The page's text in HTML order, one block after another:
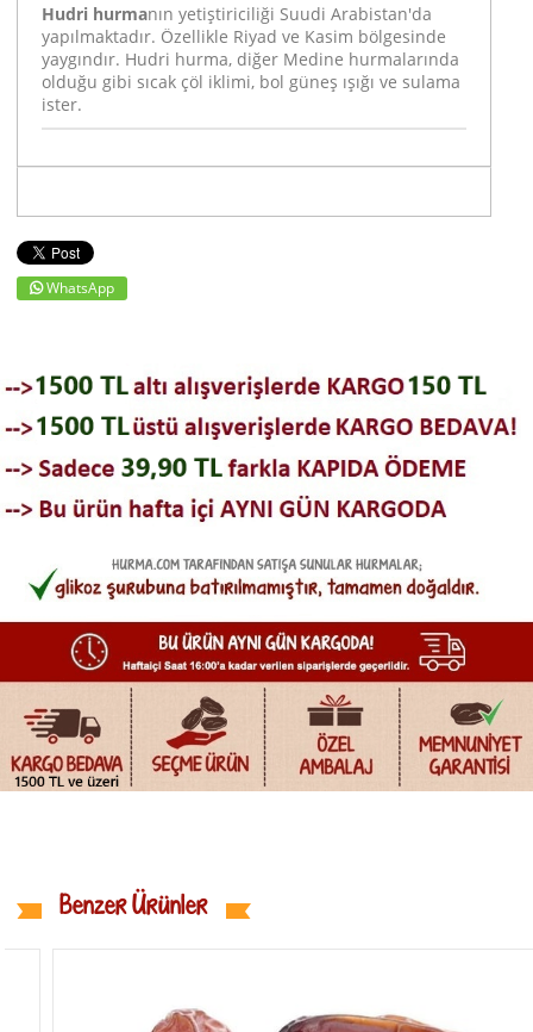
Hudri hurmanın yetiştiriciliği Suudi Arabistan'da
yapılmaktadır. Özellikle Riyad ve Kasim bölgesinde
yaygındır. Hudri hurma, diğer Medine hurmalarında
olduğu gibi sıcak çöl iklimi, bol güneş ışığı ve sulama
ister.
WhatsApp
Benzer Ürünler